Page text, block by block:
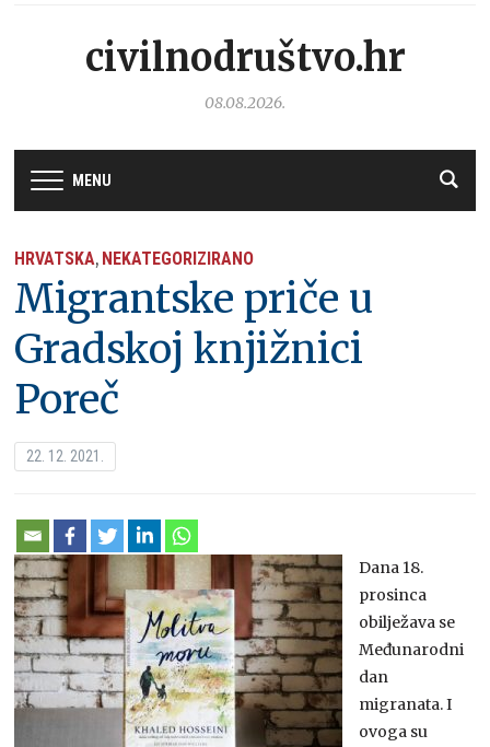
civilnodruštvo.hr
08.08.2026.
MENU
HRVATSKA, NEKATEGORIZIRANO
Migrantske priče u
Gradskoj knjižnici
Poreč
22. 12. 2021.
Dana 18.
prosinca
obilježava se
Međunarodni
dan
migranata. I
ovoga su